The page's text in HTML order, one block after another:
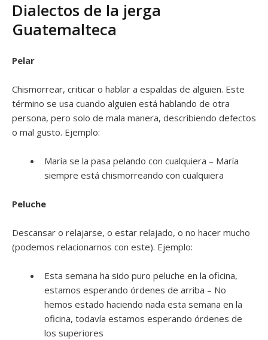
Dialectos de la jerga
Guatemalteca
Pelar
Chismorrear, criticar o hablar a espaldas de alguien. Este
término se usa cuando alguien está hablando de otra
persona, pero solo de mala manera, describiendo defectos
o mal gusto. Ejemplo:
María se la pasa pelando con cualquiera – María
siempre está chismorreando con cualquiera
Peluche
Descansar o relajarse, o estar relajado, o no hacer mucho
(podemos relacionarnos con este). Ejemplo:
Esta semana ha sido puro peluche en la oficina,
estamos esperando órdenes de arriba – No
hemos estado haciendo nada esta semana en la
oficina, todavía estamos esperando órdenes de
los superiores